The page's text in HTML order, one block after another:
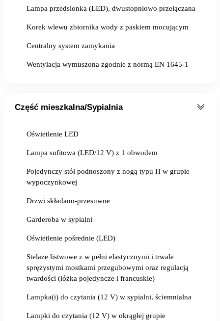
Lampa przedsionka (LED), dwustopniowo przełączana
Korek wlewu zbiornika wody z paskiem mocującym
Centralny system zamykania
Wentylacja wymuszona zgodnie z normą EN 1645-1
Część mieszkalna/Sypialnia
Oświetlenie LED
Lampa sufitowa (LED/12 V) z 1 obwodem
Pojedynczy stół podnoszony z nogą typu H w grupie
wypoczynkowej
Drzwi składano-przesuwne
Garderoba w sypialni
Oświetlenie pośrednie (LED)
Stelaże listwowe z w pełni elastycznymi i trwale
sprężystymi mostkami przegubowymi oraz regulacją
twardości (łóżka pojedyncze i francuskie)
Lampka(i) do czytania (12 V) w sypialni, ściemnialna
Lampki do czytania (12 V) w okrągłej grupie